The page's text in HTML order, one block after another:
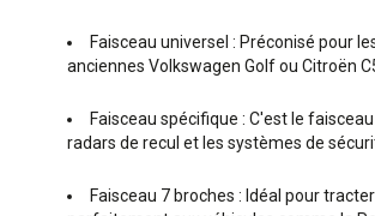
Faisceau universel : Préconisé pour
anciennes Volkswagen Golf ou Citroën
Faisceau spécifique : C'est le
radars de recul et les systèmes de
Faisceau 7 broches : Idéal pour